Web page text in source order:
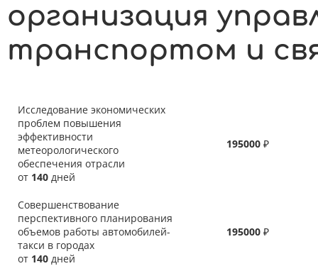
организация
транспортом и
Исследование экономических
проблем повышения
эффективности
метеорологического
обеспечения отрасли
от 140 дней
195000 ₽
Совершенствование
перспективного планирования
объемов работы автомобилей-
такси в городах
от 140 дней
195000 ₽